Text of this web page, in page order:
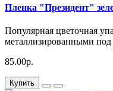
Пленка "Президент"
Популярная цветочная
металлизированными под
85.00р.
Купить